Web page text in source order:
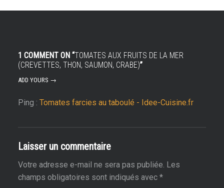
1 COMMENT ON “TOMATES AUX FRUITS DE LA MER
(CREVETTES, THON, SAUMON, CRABE)”
ADD YOURS →
Ping : Tomates farcies au taboulé - Idee-Cuisine.fr
Laisser un commentaire
Votre adresse e-mail ne sera pas publiée. Les
champs obligatoires sont indiqués avec *